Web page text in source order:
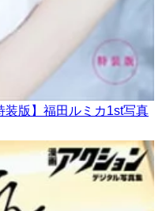
装版】福田ルミカ1st写真